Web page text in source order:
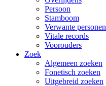
Persoon
Stamboom
Verwante personen
Vitale records
Voorouders
Zoek
Algemeen zoeken
Fonetisch zoeken
Uitgebreid zoeken